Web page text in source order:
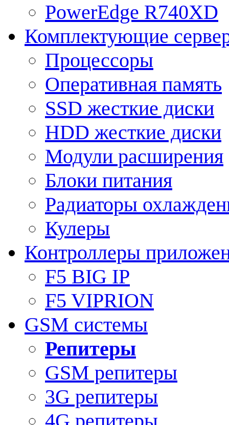
PowerEdge R740XD
Комплектующие
Процессоры
Оперативная память
SSD жесткие диски
HDD жесткие диски
Модули расширения
Блоки питания
Радиаторы
Кулеры
Контроллеры
F5 BIG IP
F5 VIPRION
GSM системы
Репитеры
GSM репитеры
3G репитеры